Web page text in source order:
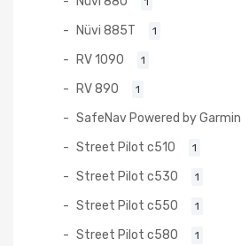
Nüvi 885T 1
RV 1090 1
RV 890 1
SafeNav Powered by Garmin
Street Pilot c510 1
Street Pilot c530 1
Street Pilot c550 1
Street Pilot c580 1